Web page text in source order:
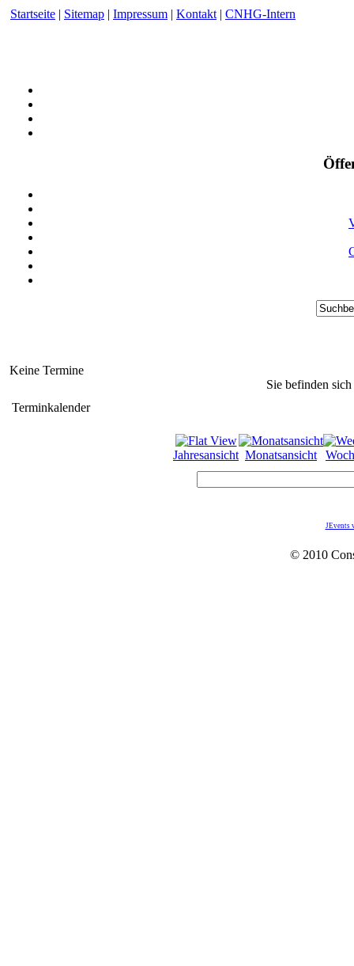
Startseite | Sitemap | Impressum | Kontakt | CNHG-Intern
Keine Termine
Sie befinden
Terminkalender
Jahresansicht Monatsansicht
JEvents
© 2010